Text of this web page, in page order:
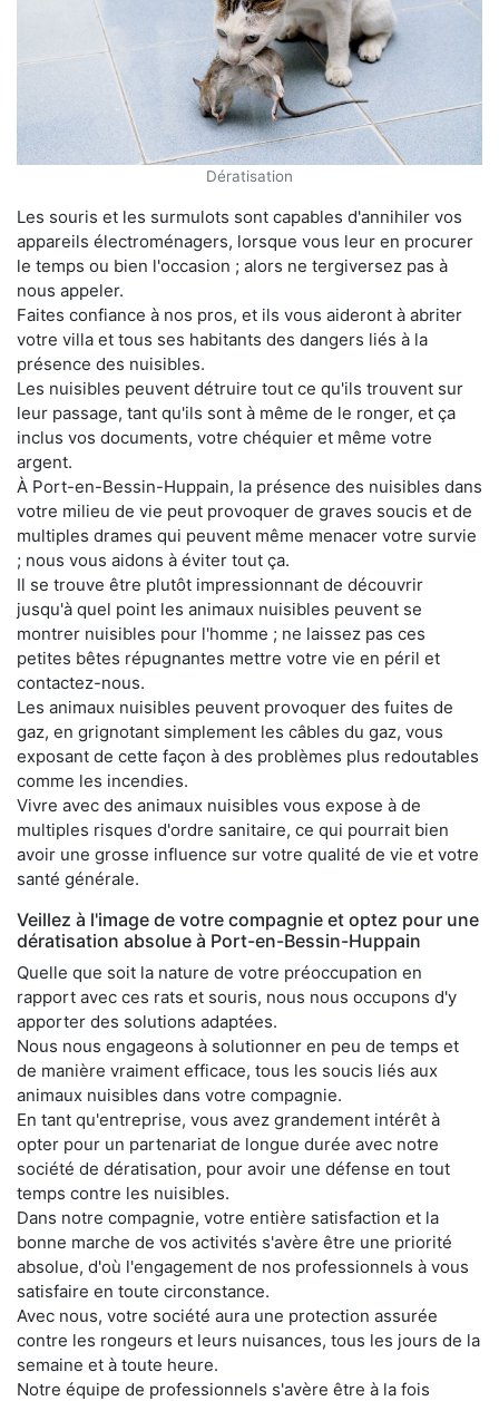
Dératisation
Les souris et les surmulots sont capables d'annihiler vos
appareils électroménagers, lorsque vous leur en procurer
le temps ou bien l'occasion ; alors ne tergiversez pas à
nous appeler.
Faites confiance à nos pros, et ils vous aideront à abriter
votre villa et tous ses habitants des dangers liés à la
présence des nuisibles.
Les nuisibles peuvent détruire tout ce qu'ils trouvent sur
leur passage, tant qu'ils sont à même de le ronger, et ça
inclus vos documents, votre chéquier et même votre
argent.
À Port-en-Bessin-Huppain, la présence des nuisibles dans
votre milieu de vie peut provoquer de graves soucis et de
multiples drames qui peuvent même menacer votre survie
; nous vous aidons à éviter tout ça.
Il se trouve être plutôt impressionnant de découvrir
jusqu'à quel point les animaux nuisibles peuvent se
montrer nuisibles pour l'homme ; ne laissez pas ces
petites bêtes répugnantes mettre votre vie en péril et
contactez-nous.
Les animaux nuisibles peuvent provoquer des fuites de
gaz, en grignotant simplement les câbles du gaz, vous
exposant de cette façon à des problèmes plus redoutables
comme les incendies.
Vivre avec des animaux nuisibles vous expose à de
multiples risques d'ordre sanitaire, ce qui pourrait bien
avoir une grosse influence sur votre qualité de vie et votre
santé générale.
Veillez à l'image de votre compagnie et optez pour une
dératisation absolue à Port-en-Bessin-Huppain
Quelle que soit la nature de votre préoccupation en
rapport avec ces rats et souris, nous nous occupons d'y
apporter des solutions adaptées.
Nous nous engageons à solutionner en peu de temps et
de manière vraiment efficace, tous les soucis liés aux
animaux nuisibles dans votre compagnie.
En tant qu'entreprise, vous avez grandement intérêt à
opter pour un partenariat de longue durée avec notre
société de dératisation, pour avoir une défense en tout
temps contre les nuisibles.
Dans notre compagnie, votre entière satisfaction et la
bonne marche de vos activités s'avère être une priorité
absolue, d'où l'engagement de nos professionnels à vous
satisfaire en toute circonstance.
Avec nous, votre société aura une protection assurée
contre les rongeurs et leurs nuisances, tous les jours de la
semaine et à toute heure.
Notre équipe de professionnels s'avère être à la fois